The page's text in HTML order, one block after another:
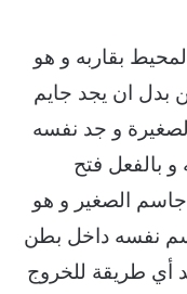
بقاربه و هو
بدل ان يجد جايم
و جد نفسه
و بالفعل فتح
جاسم الصغير و هو
نفسه داخل بطن
أي طريقة للخروج